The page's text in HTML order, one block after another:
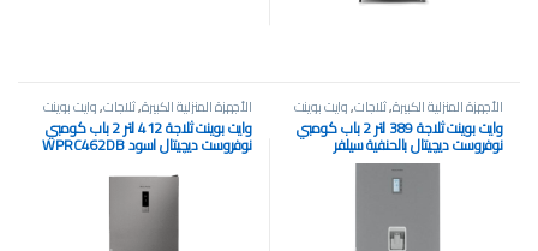
الأجهزة المنزلية الكبيرة,ثلاجات,وايت بوينت
وايت بوينت ثلاجة 389 لتر 2 باب كومبي
نوفروست ديچيتال بالحنفية سيلفر
WPRC466DWDX
الأجهزة المنزلية الكبيرة,ثلاجات,وايت بوينت
وايت بوينت ثلاجة 412 لتر 2 باب كومبي
نوفروست ديچيتال اسود WPRC462DB